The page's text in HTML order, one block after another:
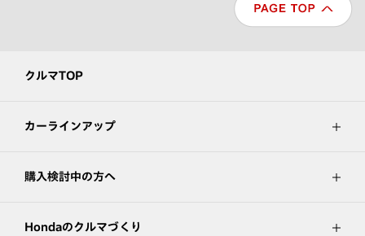
クルマTOP
カーラインアップ
購入検討中の方へ
Hondaのクルマづくり